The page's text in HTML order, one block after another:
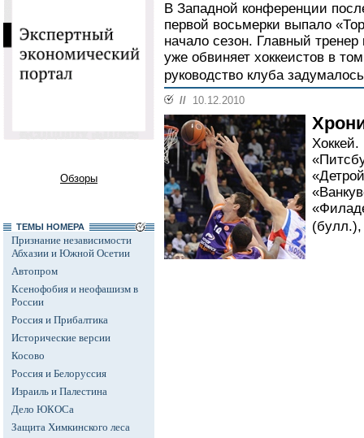
Обзоры
ТЕМЫ НОМЕРА
Признание независимости
Абхазии и Южной Осетии
Автопром
Ксенофобия и неофашизм в
России
Россия и Прибалтика
Исторические версии
Косово
Россия и Белоруссия
Израиль и Палестина
Дело ЮКОСа
Защита Химкинского леса
В Западной конференции
первой восьмерки выпало
начало сезон. Главный
уже обвиняет хоккеистов в
руководство клуба
// 10.12.2010